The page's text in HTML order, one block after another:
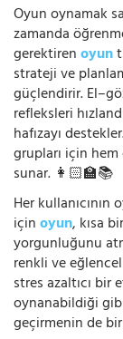
Oyun oynamak
zamanda
gerektirenoyun
strateji ve
güçlendirir.
refleksleri
hafızayı
grupları için
sunar. 👩🏻‍🏫📚
Her
içinoyun, kısa
yorgunluğunu
renkli ve
stres azaltıcı bir
oynanabildiği
geçirmenin de